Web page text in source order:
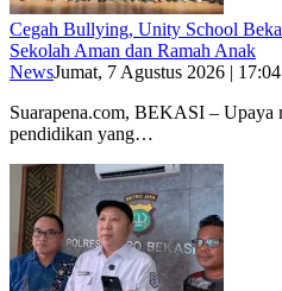
Cegah Bullying, Unity School
Sekolah Aman dan Ramah Anak
NewsJumat, 7 Agustus 2026 | 17:04
Suarapena.com, BEKASI – Upaya
pendidikan yang…